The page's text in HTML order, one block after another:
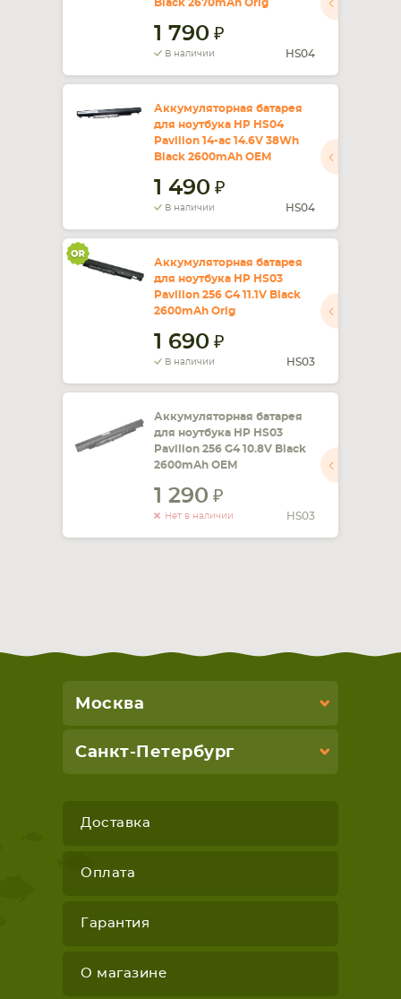
КОМПЛЕКТУЮЩИЕ
Black 2670mAh Orig
1 790
В наличии HS04
Аккумуляторная батарея
для ноутбука HP HS04
Pavilion 14-ac 14.6V 38Wh
Black 2600mAh OEM
1 490
В наличии HS04
Аккумуляторная батарея
для ноутбука HP HS03
Pavilion 256 G4 11.1V Black
2600mAh Orig
1 690
В наличии HS03
Аккумуляторная батарея
для ноутбука HP HS03
Pavilion 256 G4 10.8V Black
2600mAh OEM
1 290
Нет в наличии HS03
Москва
Санкт-Петербург
Доставка
Оплата
Гарантия
О магазине